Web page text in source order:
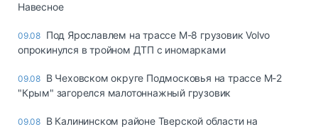
Навесное
09.08 Под Ярославлем на трассе М-8 грузовик Volvo
опрокинулся в тройном ДТП с иномарками
09.08 В Чеховском округе Подмосковья на трассе М-2
"Крым" загорелся малотоннажный грузовик
09.08 В Калининском районе Тверской области на